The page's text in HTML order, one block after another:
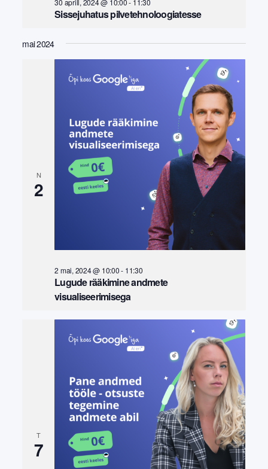
Sissejuhatus pilvetehnoloogiatesse
mai 2024
N
2
2 mai, 2024 @ 10:00- 11:30
Lugude rääkimine andmete
visualiseerimisega
T
7